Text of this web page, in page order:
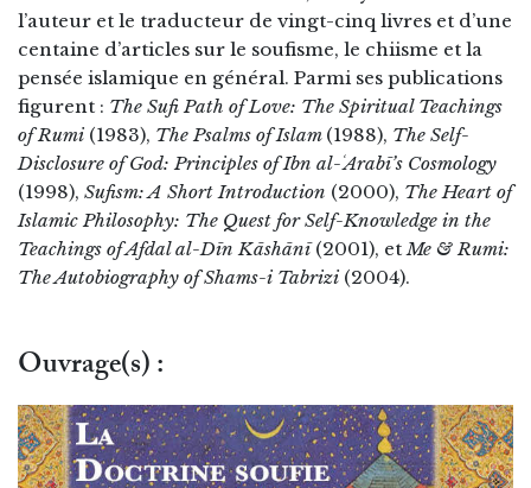
l’auteur et le traducteur de vingt-cinq livres et d’une
centaine d’articles sur le soufisme, le chiisme et la
pensée islamique en général. Parmi ses publications
figurent : The Sufi Path of Love: The Spiritual Teachings
of Rumi (1983), The Psalms of Islam (1988), The Self-
Disclosure of God: Principles of Ibn al-ʿArabī’s Cosmology
(1998), Sufism: A Short Introduction (2000), The Heart of
Islamic Philosophy: The Quest for Self-Knowledge in the
Teachings of Afdal al-Dīn Kāshānī(2001), et Me & Rumi:
The Autobiography of Shams-i Tabrizi (2004).
Ouvrage(s) :